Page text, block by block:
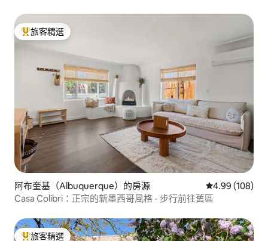
旅客精選榜首
旅客精選
阿布奎基（Albuquerque）的房源 從 108 則評價
4.99 (108)
Casa Colibri：正宗的新墨西哥風格 - 步行前往舊區
旅客精選